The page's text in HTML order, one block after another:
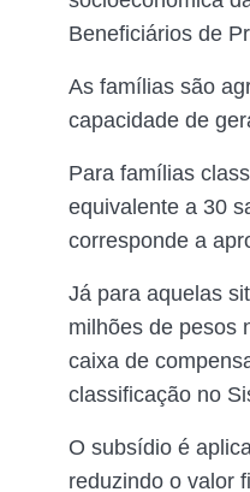
Beneficiários de
As famílias são
capacidade de
Para famílias
equivalente a 30
corresponde a
Já para aquelas
milhões de pesos
caixa de
classificação no
O subsídio é
reduzindo o valor